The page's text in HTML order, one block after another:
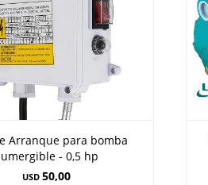
Arranque para bomba
- 0,5 hp
USD 50,00